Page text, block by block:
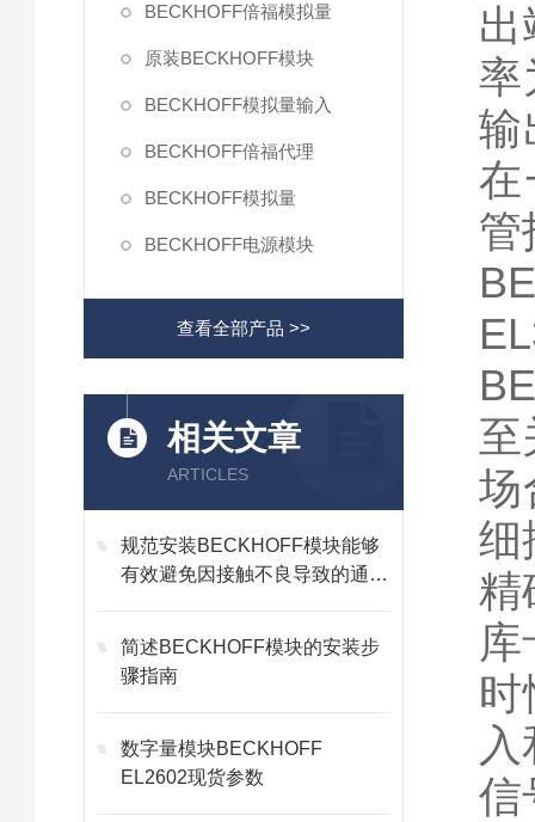
BECKHOFF倍福模拟量
原装BECKHOFF模块
BECKHOFF模拟量输入
BECKHOFF倍福代理
BECKHOFF模拟量
BECKHOFF电源模块
查看全部产品 >>
相关文章
ARTICLES
规范安装BECKHOFF模块能够
有效避免因接触不良导致的通讯
简述BECKHOFF模块的安装步
骤指南
数字量模块BECKHOFF
EL2602现货参数
率
输
在
管
至
场
细
精
时
信